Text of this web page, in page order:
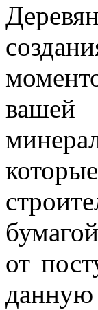
вашей
от
данную